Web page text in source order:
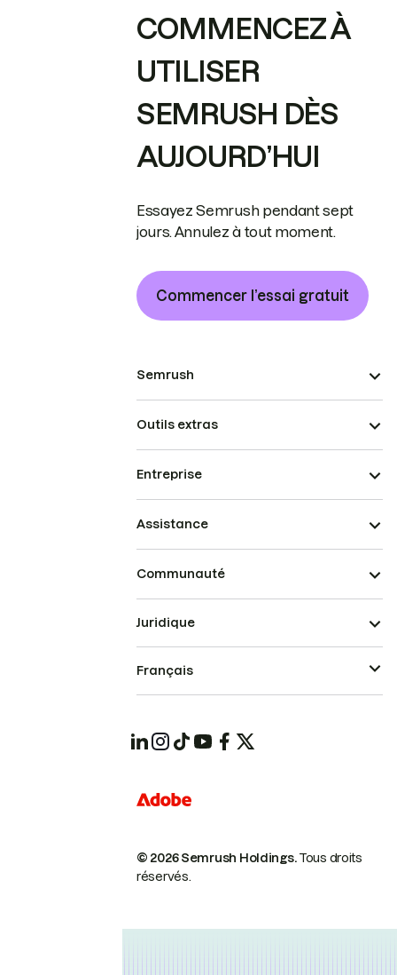
COMMENCEZ À
UTILISER
SEMRUSH DÈS
AUJOURD’HUI
Essayez Semrush pendant sept
jours. Annulez à tout moment.
Commencer l’essai gratuit
Semrush
Outils extras
Entreprise
Assistance
Communauté
© 2026 Semrush Holdings.Tous droits
réservés.
Juridique
Français